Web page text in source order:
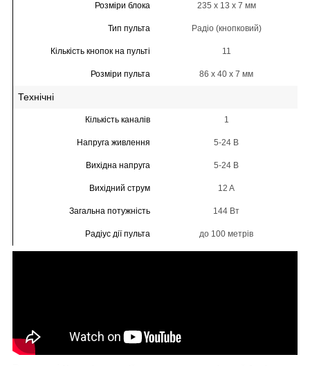
Розміри блока 235 x 13 x 7 мм
Тип пульта Радіо (кнопковий)
Кількість кнопок на пульті 11
Розміри пульта 86 x 40 x 7 мм
Технічні
Кількість каналів 1
Напруга живлення 5-24 В
Вихідна напруга 5-24 В
Вихідний струм 12 A
Загальна потужність 144 Вт
Радіус дії пульта до 100 метрів